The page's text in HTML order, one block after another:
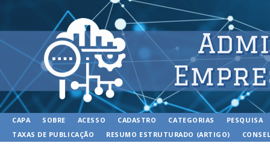
CAPA SOBRE ACESSO CADASTRO CATEGORIAS
PESQUISA
TAXAS DE PUBLICAÇÃO
RESUMO ESTRUTURADO (ARTIGO)